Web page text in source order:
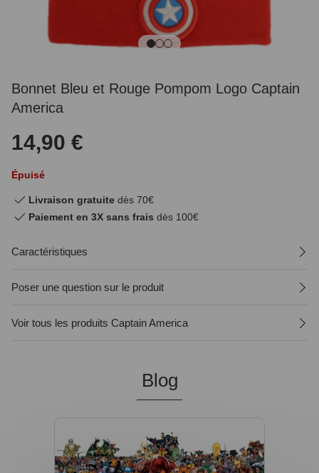
Bonnet Bleu et Rouge Pompom Logo Captain
America
14,90 €
Épuisé
Livraison gratuite dès 70€
Paiement en 3X sans frais dès 100€
Caractéristiques
Poser une question sur le produit
Voir tous les produits Captain America
Blog